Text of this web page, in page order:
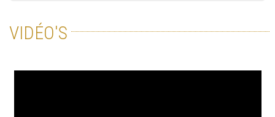
VIDÉO'S